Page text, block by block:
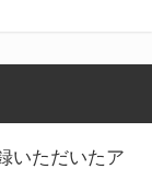
いただいたア